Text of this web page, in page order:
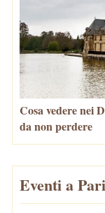
Cosa vedere nei
da non perdere
Eventi a